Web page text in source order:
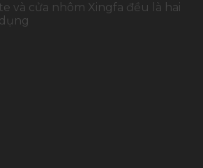
và cửa nhôm Xingfa đều là hai